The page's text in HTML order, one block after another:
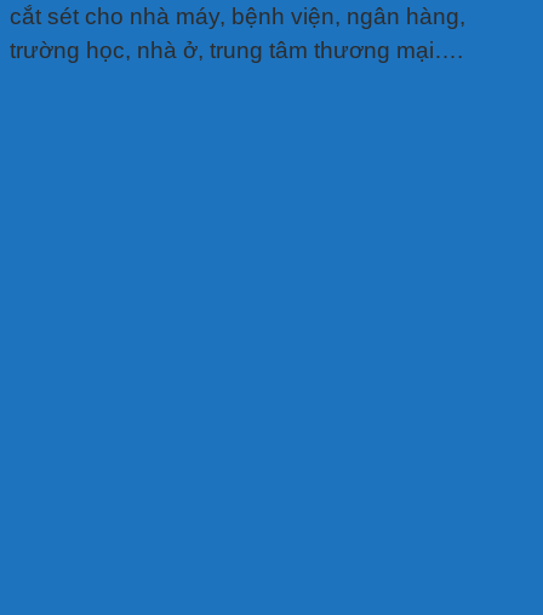
cắt sét cho nhà máy, bệnh viện, ngân hàng,
trường học, nhà ở, trung tâm thương mại….